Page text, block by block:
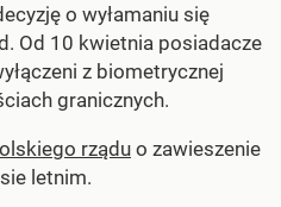
o wyłamaniu się
Od 10 kwietnia posiadacze
z biometrycznej
granicznych.
rządu o zawieszenie
letnim.